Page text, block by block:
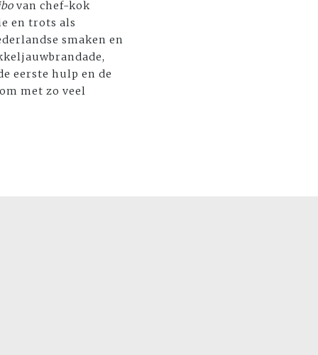
van chef-kok
en trots als
smaken en
eerste hulp en de
met zo veel